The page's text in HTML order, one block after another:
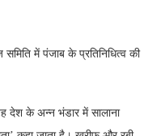
में पंजाब के प्रतिनिधित्व की
देश के अन्न भंडार में सालाना